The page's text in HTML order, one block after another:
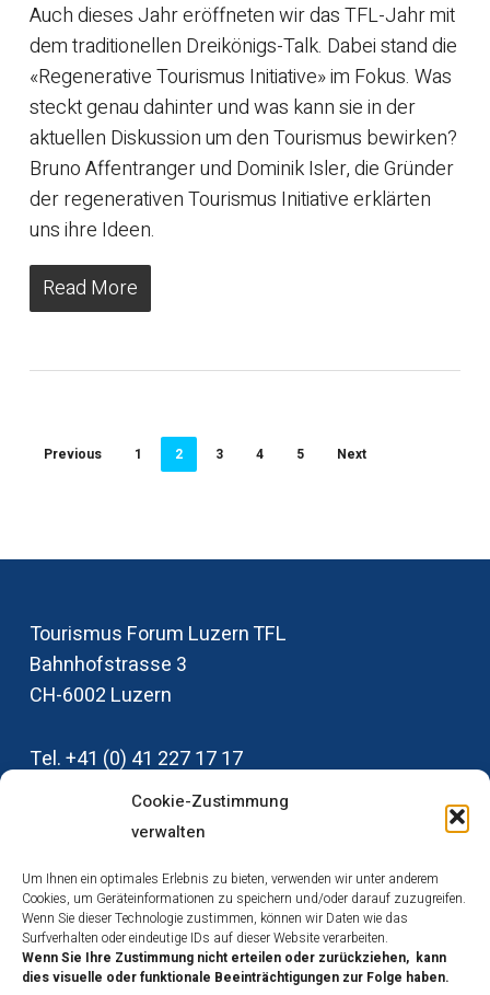
Cookie-Zustimmung
verwalten
Um Ihnen ein optimales Erlebnis zu bieten, verwenden wir unter anderem
Cookies, um Geräteinformationen zu speichern und/oder darauf zuzugreifen.
Wenn Sie dieser Technologie zustimmen, können wir Daten wie das
Surfverhalten oder eindeutige IDs auf dieser Website verarbeiten.
Wenn Sie Ihre Zustimmung nicht erteilen oder zurückziehen, kann
dies visuelle oder funktionale Beeinträchtigungen zur Folge haben.
Auch dieses Jahr eröffneten wir das TFL-Jahr mit
dem traditionellen Dreikönigs-Talk. Dabei stand die
«Regenerative Tourismus Initiative» im Fokus. Was
steckt genau dahinter und was kann sie in der
aktuellen Diskussion um den Tourismus bewirken?
Bruno Affentranger und Dominik Isler, die Gründer
der regenerativen Tourismus Initiative erklärten
uns ihre Ideen.
Read More
Previous 1 2 3 4 5 Next
Tourismus Forum Luzern TFL
Bahnhofstrasse 3
CH-6002‭ ‬Luzern
Tel‭. +‬41‭ (‬0‭) ‬41‭ ‬227‭ ‬17‭ ‬17
info@tfl-luzern.ch
Medienstelle TFL
Impressum
Datenschutz